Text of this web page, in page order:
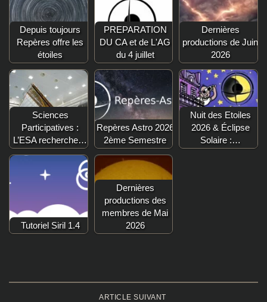
Depuis toujours
Repères offre les
étoiles
PREPARATION
DU CA et de L'AG
du 4 juillet
Dernières
productions de Juin
2026
Sciences
Participatives :
L’ESA recherche…
Repères Astro 2026
2ème Semestre
Nuit des Etoiles
2026 & Éclipse
Solaire :…
Tutoriel Siril 1.4
Dernières
productions des
membres de Mai
2026
ARTICLE SUIVANT